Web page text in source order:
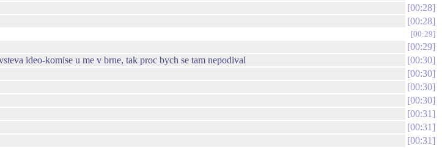
00:28
00:28
00:29
00:29
ideo-komise u me v brne, tak proc bych se tam nepodival
00:30
00:30
00:30
00:30
00:31
00:31
00:31